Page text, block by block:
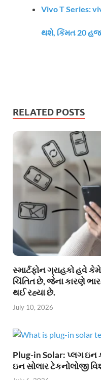
Vivo T Series:
થશે, કિંમત 20
RELATED POSTS
સ્માર્ટફોન ગ્રાહકો હવે
ચિંતિત છે, જેના કારણે
થઈ રહ્યા છે.
July 10, 2026
Plug-in Solar: પ્લગ ઇન
ઇન સોલાર ટેકનોલોજી